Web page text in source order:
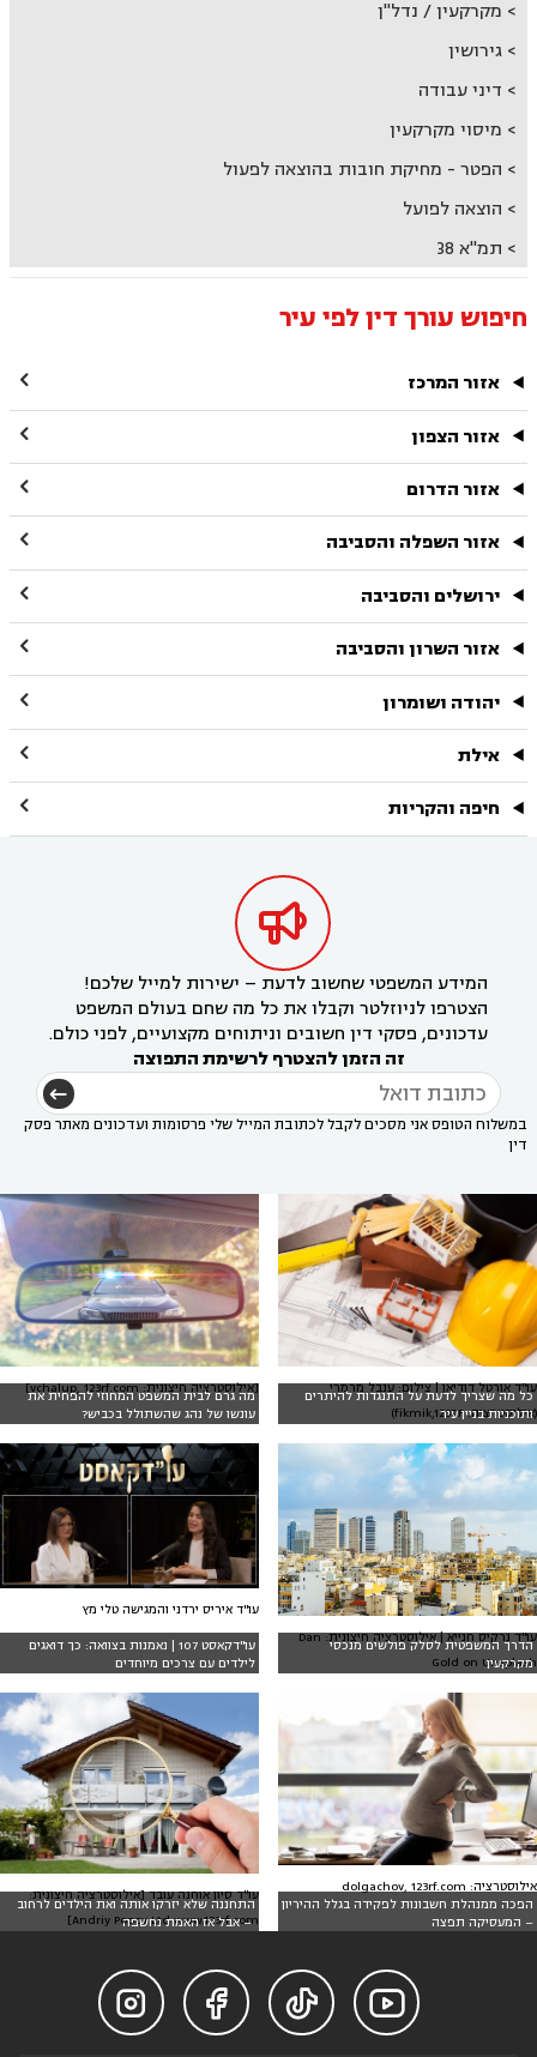
מקרקעין / נדל"ן
גירושין
דיני עבודה
מיסוי מקרקעין
הפטר - מחיקת חובות בהוצאה לפעול
הוצאה לפועל
תמ"א 38
חיפוש עורך דין לפי עיר
אזור המרכז 
אזור הצפון 
אזור הדרום 
אזור השפלה והסביבה 
ירושלים והסביבה 
אזור השרון והסביבה 
יהודה ושומרון 
אילת 
חיפה והקריות 

המידע המשפטי שחשוב לדעת – ישירות למייל שלכם!
הצטרפו לניוזלטר וקבלו את כל מה שחם בעולם המשפט
עדכונים, פסקי דין חשובים וניתוחים מקצועיים, לפני כולם.
זה הזמן להצטרף לרשימת התפוצה
במשלוח הטופס אני מסכים לקבל לכתובת המייל שלי פרסומות ועדכונים מאתר פסק
דין
כל מה שצריך לדעת על התנגדות להיתרים
ותוכניות בניין עיר
עו"ד אורטל דודיאן | צילום: ענבל מרמרי
(אילוסטרציה: fikmik,123RF)
מה גרם לבית המשפט המחוזי להפחית את
עונשו של נהג שהשתולל בכביש?
[אילוסטרציה חיצונית: vchalup, 123rf.com]
הדרך המשפטית לסלק פולשים מנכסי
מקרקעין
עו"ד נרקיס חנייא | אילוסטרציה חיצונית: Dan
Gold on Unsplash
עו"דקאסט 107 | נאמנות בצוואה: כך דואגים
לילדים עם צרכים מיוחדים
עו"ד איריס ירדני והמגישה טלי מץ
הפכה ממנהלת חשבונות לפקידה בגלל ההיריון
– המעסיקה תפצה
אילוסטרציה: dolgachov, 123rf.com
התחננה שלא יזרקו אותה ואת הילדים לרחוב
– אבל אז האמת נחשפה
עו"ד סיון אוחנה עובד [אילוסטרציה חיצונית:
Andriy Popov Ltd www.123rf.com]



